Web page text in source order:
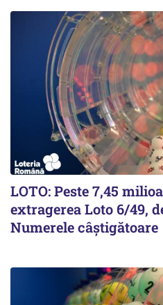
LOTO: Peste 7,45
extragerea Loto 6/49,
Numerele câștigătoare